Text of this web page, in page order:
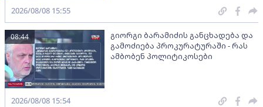
2026/08/08 15:55
გიორგი ბარამიძის განცხადება და
გამოძიება პროკურატურაში - რას
ამბობენ პოლიტიკოსები
08:44
2026/08/08 15:54